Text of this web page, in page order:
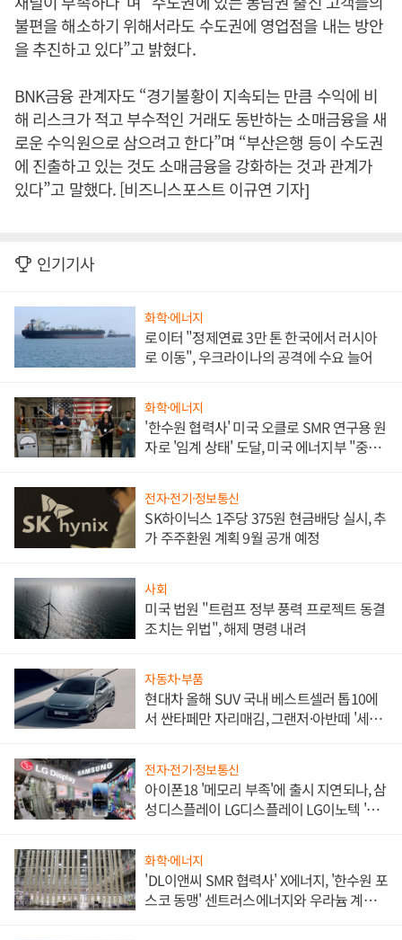
불편을 해소하기 위해서라도 수도권에 영업점을 내는 방안
을 추진하고 있다”고 밝혔다.
BNK금융 관계자도 “경기불황이 지속되는 만큼 수익에 비
해 리스크가 적고 부수적인 거래도 동반하는 소매금융을 새
로운 수익원으로 삼으려고 한다”며 “부산은행 등이 수도권
에 진출하고 있는 것도 소매금융을 강화하는 것과 관계가
있다”고 말했다. [비즈니스포스트 이규연 기자]
인기기사
화학·에너지
로이터 "정제연료 3만 톤 한국에서 러시아
로 이동", 우크라이나의 공격에 수요 늘어
화학·에너지
'한수원 협력사' 미국 오클로 SMR 연구용 원
자로 '임계 상태' 도달, 미국 에너지부 "중요
전자·전기·정보통신
SK하이닉스 1주당 375원 현금배당 실시, 추
가 주주환원 계획 9월 공개 예정
사회
미국 법원 "트럼프 정부 풍력 프로젝트 동결
조치는 위법", 해제 명령 내려
자동차·부품
현대차 올해 SUV 국내 베스트셀러 톱10에
서 싼타페만 자리매김, 그랜저·아반떼 '세단
전자·전기·정보통신
아이폰18 '메모리 부족'에 출시 지연되나, 삼
성디스플레이 LG디스플레이 LG이노텍 '탈
화학·에너지
'DL이앤씨 SMR 협력사' X에너지, '한수원 포
스코 동맹' 센트러스에너지와 우라늄 계약